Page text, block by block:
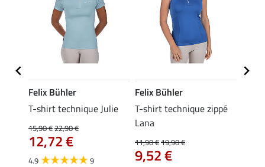
Felix Bühler
T-shirt technique Julie
15,90 €22,90 €
12,72 €
4.9 9
Felix Bühler
T-shirt technique zippé
Lana
11,90 €19,90 €
9,52 €